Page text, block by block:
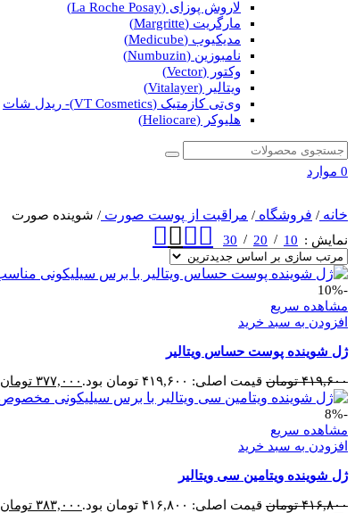
لاروش پوزای (La Roche Posay)
مارگریت (Margritte)
مدیکیوب (Medicube)
نامبوزین (Numbuzin)
وکتور (Vector)
ویتالیر (Vitalayer)
وی‌تی کازمتیک (VT Cosmetics)- ریدل شات
هلیوکر (Heliocare)
0 موارد
خانه / فروشگاه / مراقبت از پوست صورت / شوینده صورت
نمایش
10
20
30
-10%
مشاهده سریع
افزودن به سبد خرید
ژل شوینده پوست حساس ویتالیر
۴۱۹,۶۰۰ تومان قیمت اصلی: ۴۱۹,۶۰۰ تومان بود. ۳۷۷,۰۰۰ تومان
-8%
مشاهده سریع
افزودن به سبد خرید
ژل شوینده ویتامین سی ویتالیر
۴۱۶,۸۰۰ تومان قیمت اصلی: ۴۱۶,۸۰۰ تومان بود. ۳۸۳,۰۰۰ تومان